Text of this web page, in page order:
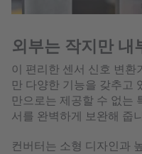
외부는 작지만 내
이 편리한 센서 신호 변환
만 다양한 기능을 갖추고
만으로는 제공할 수 없는
서를 완벽하게 보완해 줍
컨버터는 소형 디자인과